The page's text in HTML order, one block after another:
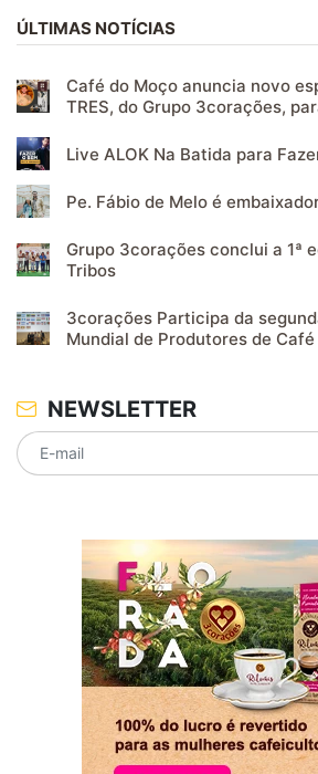
ÚLTIMAS NOTÍCIAS
Café do Moço anuncia novo
TRES, do Grupo 3corações,
Live ALOK Na Batida para
Pe. Fábio de Melo é
Grupo 3corações conclui a 1ª
Tribos
3corações Participa da
Mundial de Produtores de Café
NEWSLETTER